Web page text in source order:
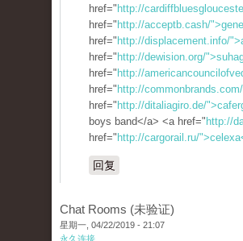
href=" http://
href=" http://acceptb.cash/
href=" http://displacement.info/
href=" http://dewision.org/
href=" http://
href=" http://
href=" http://ditaliagiro.de/
boys band</a> <a href=" http://
href=" http://cargorail.ru/
回复
Chat Rooms (未验证)
星期一, 04/22/2019 - 21:07
永久连接